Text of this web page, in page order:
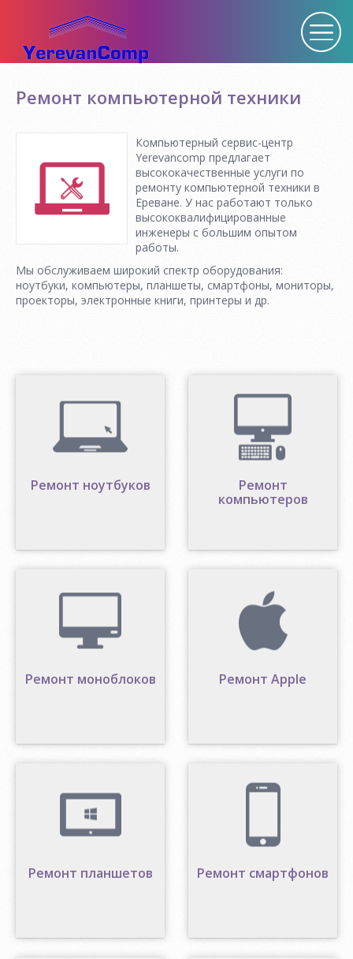
Ремонт компьютерной техники
Компьютерный сервис-центр
Yerevancomp предлагает
высококачественные услуги по
ремонту компьютерной техники в
Ереване. У нас работают только
высококвалифицированные
инженеры с большим опытом
работы.
Мы обслуживаем широкий спектр оборудования:
ноутбуки, компьютеры, планшеты, смартфоны, мониторы,
проекторы, электронные книги, принтеры и др.
Ремонт ноутбуков
Ремонт
компьютеров
Ремонт моноблоков Ремонт Apple
Ремонт планшетов Ремонт смартфонов